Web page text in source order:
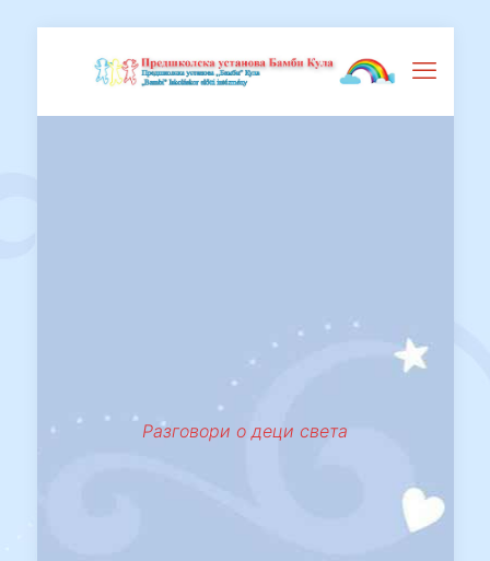
Разговори о деци света